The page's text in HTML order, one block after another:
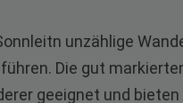
unzählige
Die gut
geeignet und